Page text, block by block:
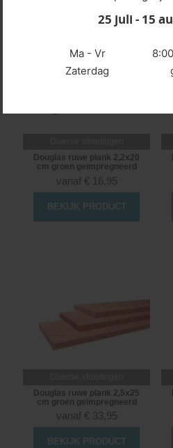
Douglas ruwe plank 2,2x20
cm groen geïmpregneerd
vanaf € 16,95
BEKIJK PRODUCT
Douglas ruwe plank 2,5x25
cm groen geïmpregneerd
vanaf € 33,95
BEKIJK PRODUCT
25 juli - 15
Ma - Vr
Zaterdag